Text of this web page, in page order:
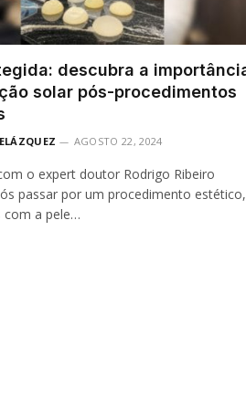
descubra a
solar pós-procedimentos
AGOSTO 22, 2024
o expert doutor Rodrigo Ribeiro
passar por um procedimento estético,
com a pele…